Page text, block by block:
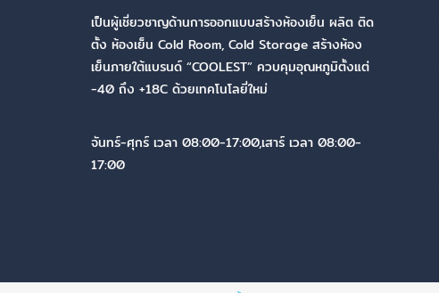
เป็นผู้เชี่ยวชาญด้านการออกแบบสร้างห้องเย็น ผลิต ติด
ตั้ง ห้องเย็น Cold Room, Cold Storage สร้างห้อง
เย็นภายใต้แบรนด์ “COOLEST” ควบคุมอุณหภูมิตั้งแต่
-40 ถึง +18C ด้วยเทคโนโลยี่ใหม่
จันทร์-ศุกร์ เวลา 08:00-17:00,เสาร์ เวลา 08:00-
17:00